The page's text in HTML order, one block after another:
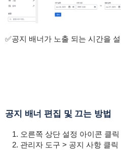
✅공지 배너가 노출 되는 시간을
공지 배너 편집 및 끄는 방법
오른쪽 상단 설정 아이콘 클릭
관리자 도구 > 공지 사항 클릭